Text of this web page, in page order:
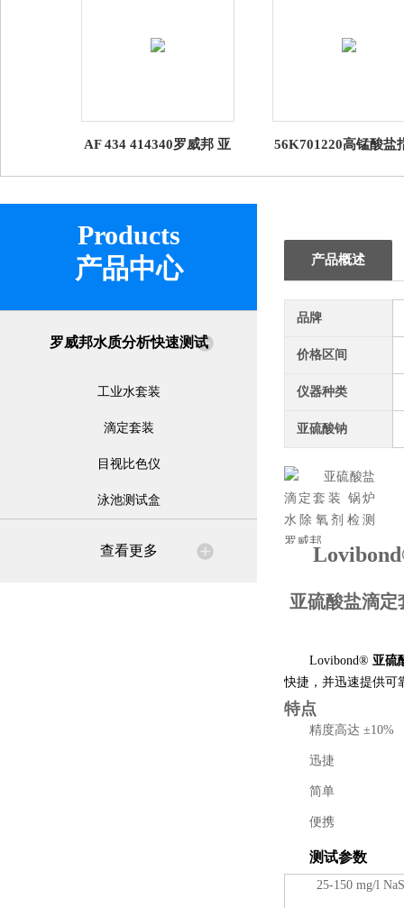
AF 434 414340罗威邦 亚
Minikit
56K701220高锰酸盐
罗威邦
Products
产品中心
罗威邦水质分析快速测试
工业水套装
滴定套装
目视比色仪
泳池测试盒
查看更多
产品概述
品牌
价格区间
仪器种类
亚硫酸钠
Lovib
亚硫酸盐滴定
Lovibond®亚硫
快捷，并迅速提供可
特点
精度高达 ±10%
迅捷
简单
便携
测试参数
25-150 mg/l